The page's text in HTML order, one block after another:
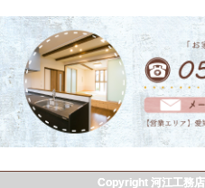
Copyright 河江工務